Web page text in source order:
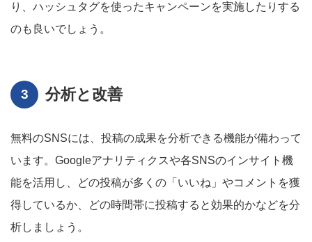
り、ハッシュタグを使ったキャンペーンを実施したりする
のも良いでしょう。
分析と改善
無料のSNSには、投稿の成果を分析できる機能が備わって
います。Googleアナリティクスや各SNSのインサイト機
能を活用し、どの投稿が多くの「いいね」やコメントを獲
得しているか、どの時間帯に投稿すると効果的かなどを分
析しましょう。